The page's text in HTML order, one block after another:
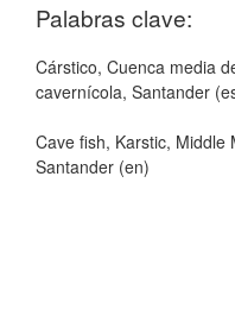
Palabras clave:
Cárstico, Cuenca media
cavernícola, Santander
Cave fish, Karstic, Middle
Santander (en)